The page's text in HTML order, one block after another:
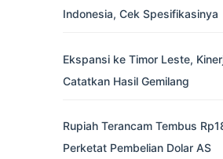
Indonesia, Cek Spesifikasinya
Ekspansi ke Timor Leste,
Catatkan Hasil Gemilang
Rupiah Terancam Tembus
Perketat Pembelian Dolar AS